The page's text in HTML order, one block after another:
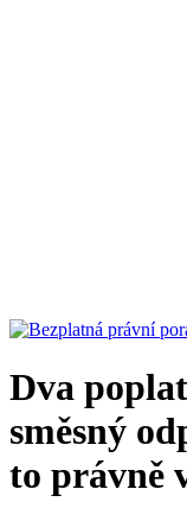
Dva
směsný
to právně